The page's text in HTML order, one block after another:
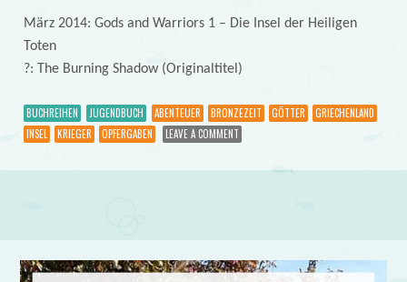
März 2014: Gods and Warriors 1 – Die Insel der Heiligen
Toten
?: The Burning Shadow (Originaltitel)
BUCHREIHEN JUGENDBUCH ABENTEUER BRONZEZEIT GÖTTER
GRIECHENLAND
INSEL
KRIEGER OPFERGABEN LEAVE A COMMENT
Post navigation